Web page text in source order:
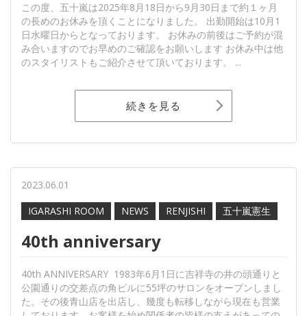
この度、五十嵐は2025年8月18日から9月30日まで約１ヶ月
の長めのお休みを頂くことになりました。 出勤開始は10月1
日水曜日からとなっております。 お休みの前後はご予約が混
み合いますのでお早めのご確認をお願いします お休み中は他
のスタイリストもご紹介させて頂いております。 ...
続きを見る
2023.06.01
IGARASHI ROOM
NEWS RENJISHI 五十嵐憲生
40th anniversary
40th ANNIVERSARY 1983年6月1日に吉祥寺の井の頭通りと
公園通りの交差点の角ビルに55坪のサロンをオープンしまし
た。その後青山店を出店し、幾度も転移しながら現在も営業